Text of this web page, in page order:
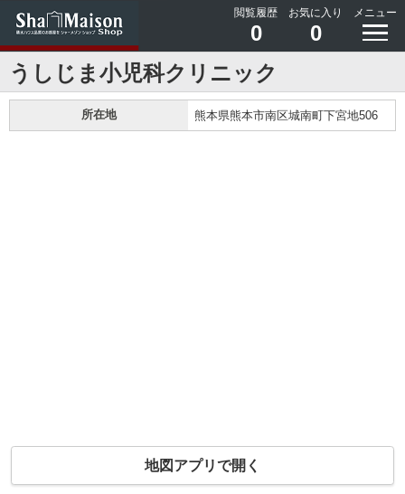
閲覧履歴
0
お気に入り
0
メニュー
うしじま小児科クリニック
所在地 熊本県熊本市南区城南町下宮地506
地図アプリで開く